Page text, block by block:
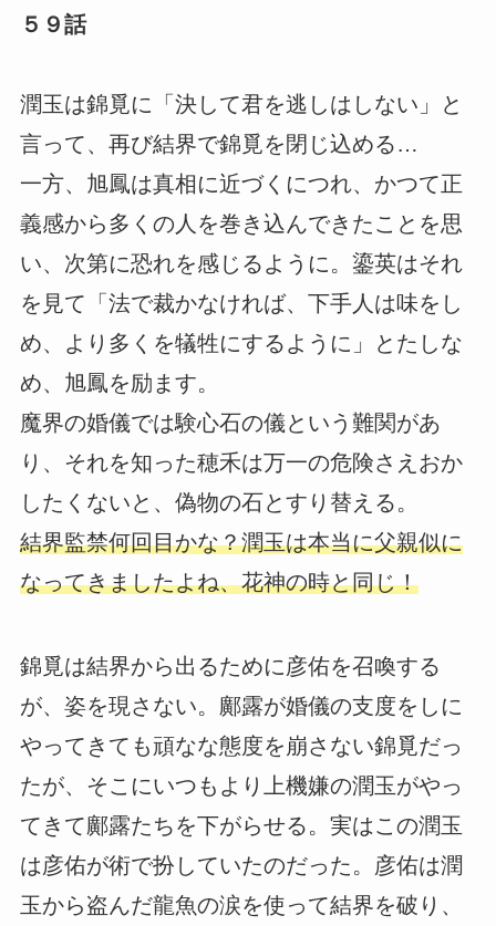
５９話
潤玉は錦覓に「決して君を逃しはしない」と
言って、再び結界で錦覓を閉じ込める…
一方、旭鳳は真相に近づくにつれ、かつて正
義感から多くの人を巻き込んできたことを思
い、次第に恐れを感じるように。鎏英はそれ
を見て「法で裁かなければ、下手人は味をし
め、より多くを犠牲にするように」とたしな
め、旭鳳を励ます。
魔界の婚儀では験心石の儀という難関があ
り、それを知った穂禾は万一の危険さえおか
したくないと、偽物の石とすり替える。
結界監禁何回目かな？潤玉は本当に父親似に
なってきましたよね、花神の時と同じ！
錦覓は結界から出るために彦佑を召喚する
が、姿を現さない。鄺露が婚儀の支度をしに
やってきても頑なな態度を崩さない錦覓だっ
たが、そこにいつもより上機嫌の潤玉がやっ
てきて鄺露たちを下がらせる。実はこの潤玉
は彦佑が術で扮していたのだった。彦佑は潤
玉から盗んだ龍魚の涙を使って結界を破り、